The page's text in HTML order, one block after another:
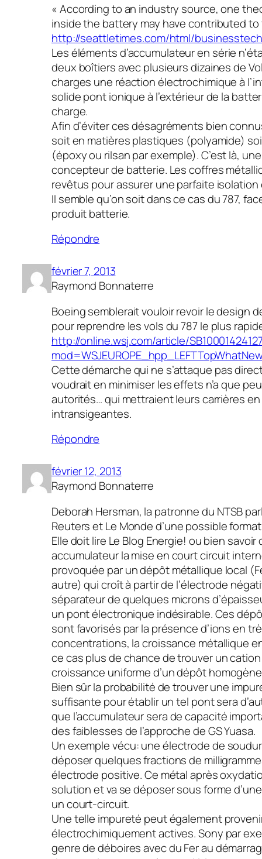
« According to an industry source, one
inside the battery may have contributed
http://seattletimes.com/html/
Les éléments d’accumulateur en série
deux boîtiers avec plusieurs dizaines de
charges une réaction électrochimique à
solide pont ionique à l’extérieur de la
charge.
Afin d’éviter ces désagréments bien
soit en matières plastiques (polyamide)
(époxy ou rilsan par exemple). C’est là,
concepteur de batterie. Les coffres
revêtus pour assurer une parfaite
Il semble qu’on soit dans ce cas du 787,
produit batterie.
Répondre
février 7, 2013
Raymond Bonnaterre
Boeing semblerait vouloir revoir le design
pour reprendre les vols du 787 le plus
http://online.wsj.com/article/
Cette démarche qui ne s’attaque pas
voudrait en minimiser les effets n’a que
autorités… qui mettraient leurs carrières
intransigeantes.
Répondre
février 12, 2013
Raymond Bonnaterre
Deborah Hersman, la patronne du NTSB
Reuters et Le Monde d’une possible
Elle doit lire Le Blog Energie! ou bien savoir
accumulateur la mise en court circuit
provoquée par un dépôt métallique local
autre) qui croît à partir de l’électrode
séparateur de quelques microns
un pont électronique indésirable. Ces
sont favorisés par la présence d’ions en
concentrations, la croissance métallique
ce cas plus de chance de trouver un cation
croissance uniforme d’un dépôt
Bien sûr la probabilité de trouver une
suffisante pour établir un tel pont sera
que l’accumulateur sera de capacité
des faiblesses de l’approche de GS Yuasa.
Un exemple vécu: une électrode de
déposer quelques fractions de
électrode positive. Ce métal après
solution et va se déposer sous forme
un court-circuit.
Une telle impureté peut également
électrochimiquement actives. Sony par
genre de déboires avec du Fer au